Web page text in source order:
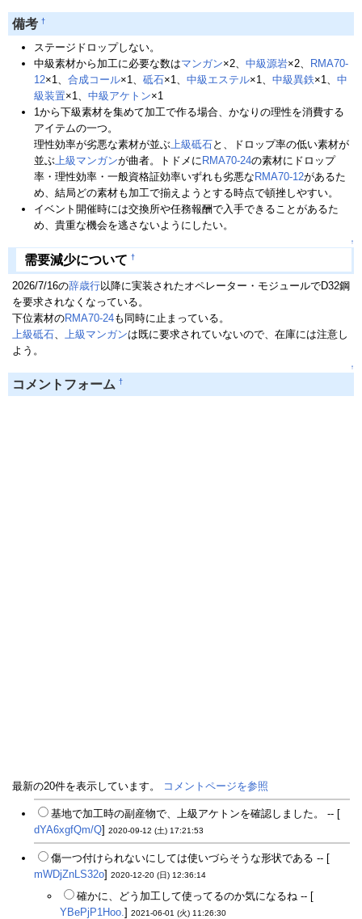
備考 †
ステージドロップしない。
中級素材から加工に必要な数はマンガン×2、 中級源岩×2、 RMA70-
12×1、 合成コール×1、 砥石×1、 中級エステル×1、 中級異鉄×1、 中
級装置×1、 中級アケトン×1
1から下級素材を集めて加工で作る場合、かなりの理性を消費する
アイテムの一つ。
理性効率が劣悪な素材が並ぶ 上級砥石と、ドロップ率の低い素材が
並ぶ 上級マンガンが曲者。トドメにRMA70-24の素材にドロップ
率・理性効率・一般資格証効率いずれも劣悪なRMA70-12があるた
め、結局どの素材も加工で揃えようとする時点で頓挫しやすい。
イベント開催時には交換所や任務報酬で入手できることがあるた
め、貴重な機会を逃さないようにしたい。
↑
需要減少について †
2026/7/16の辞歳行以降に実装されたオペレーター・モジュールでD32鋼
を要求されなくなっている。
下位素材のRMA70-24も同時に止まっている。
上級砥石
上級マンガンは既に要求されていないので、在庫には注意し
よう。
↑
コメントフォーム †
最新の20件を表示しています。 コメントページを参照
基地で加工時の副産物で、上級アケトンを確認しました。 -- [
dYA6xgfQm/Q] 2020-09-12 (土) 17:21:53
傷一つ付けられないにしては使いづらそうな形状である -- [
mWDjZnLS32o] 2020-12-20 (日) 12:36:14
確かに、どう加工して使ってるのか気になるね -- [
YBePjP1Hoo. ] 2021-06-01 (火) 11:26:30